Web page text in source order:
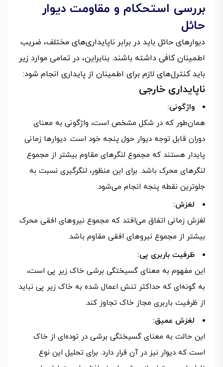
بررسی استحکام و مقاومت دیوار
حائل
دیوارهای حائل باید در برابر ناپایداری‌های مختلف، ضریب
اطمینان کافی داشته باشند. بنابراین، در تمامی موارد زیر
باید کنترل‌های لازم برای اطمینان از پایداری انجام شود:
ناپایداری خارجی
واژگونی:
همان‌طور که در شکل مشخص است، واژگونی به معنای
دوران قابل توجه دیوار حول پنجه خود است. دیوارها زمانی
پایدار هستند که مجموع لنگرهای مقاوم بیشتر از مجموع
لنگرهای محرک باشد. برای این منظور، لنگرگیری نسبت به
جلوترین نقطه پنجه انجام می‌شود.
لغزش:
لغزش زمانی اتفاق می‌افتد که مجموع نیروهای افقی محرک
بیشتر از مجموع نیروهای افقی مقاوم باشد.
ظرفیت باربری پی:
این مفهوم به معنای گسیختگی برشی خاک زیر پی است،
به گونه‌ای که حداکثر تنش اعمال شده به خاک زیر پی نباید
از ظرفیت باربری مجاز خاک تجاوز کند.
لغزش عمیق:
این حالت به معنای گسیختگی برشی در توده‌ای از خاک
است که دیوار نیز در آن قرار دارد. برای تحلیل این نوع